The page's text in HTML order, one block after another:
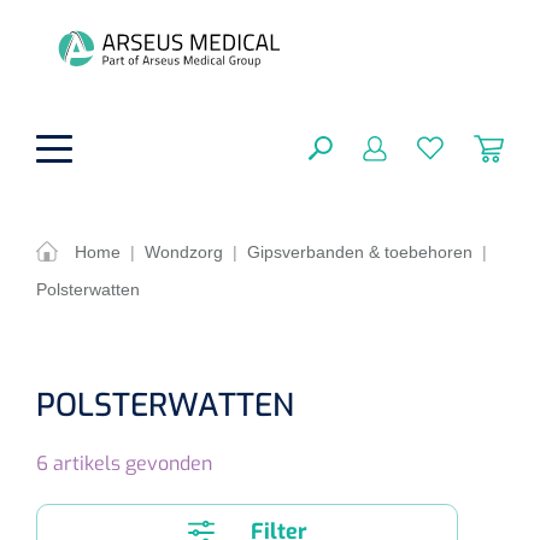
ADL & Comfortzorg
Aromatherapie
Beauty care
Lichttherapie
Cryotherapie
Beademing
Neuscanules
ZOEKRESULTATEN
Home | Wondzorg | Gipsverbanden & toebehoren
|
Polsterwatten
POLSTERWATTEN
6 artikels gevonden
Filter